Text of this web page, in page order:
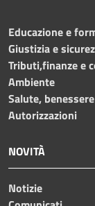
Educazione e
Giustizia e
Tributi,finanze e
Ambiente
Salute,
Autorizzazioni
NOVITÀ
Notizie